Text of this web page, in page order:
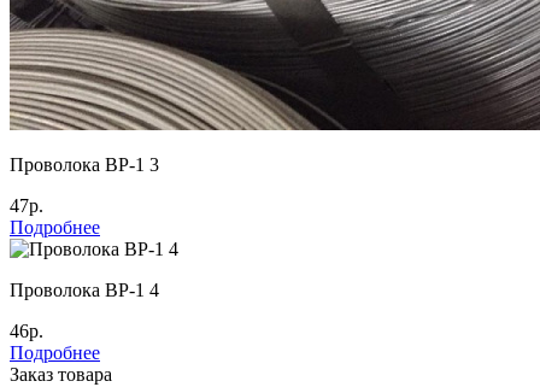
Проволока ВР-1 3
47р.
Подробнее
Проволока ВР-1 4
46р.
Подробнее
Заказ товара